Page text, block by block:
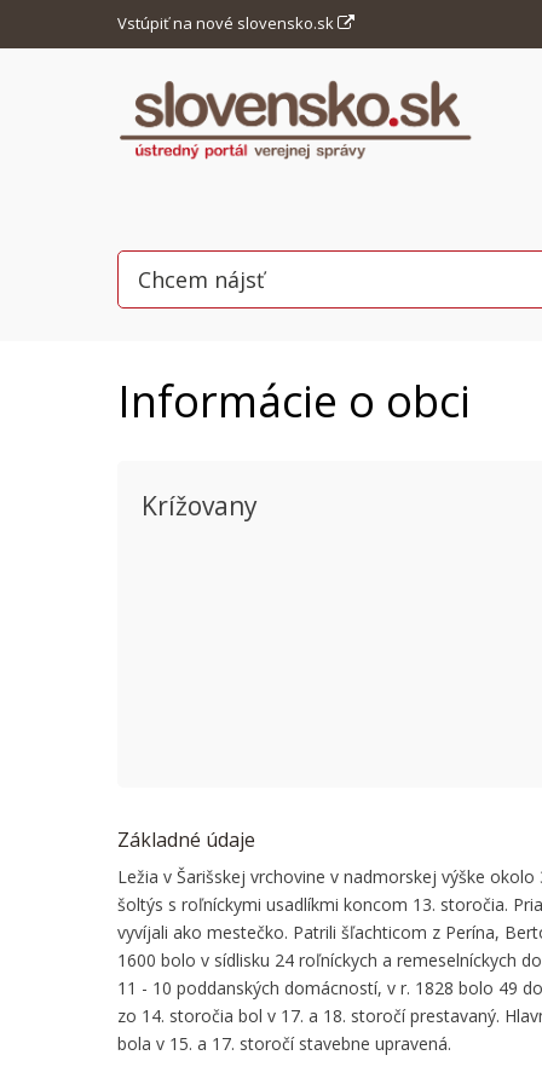
Vstúpiť na nové slovensko.sk
Informácie o obci
Krížovany
Základné údaje
Ležia v Šarišskej vrchovine v nadmorskej výške
šoltýs s roľníckymi usadlíkmi koncom 13. storočia.
vyvíjali ako mestečko. Patrili šľachticom z Perína,
1600 bolo v sídlisku 24 roľníckych a remeselníckych
11 - 10 poddanských domácností, v r. 1828 bolo 49
zo 14. storočia bol v 17. a 18. storočí prestavaný.
bola v 15. a 17. storočí stavebne upravená.